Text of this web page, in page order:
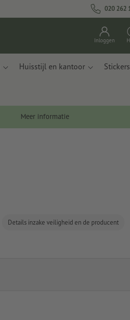
020 262
Inloggen
Huisstijl en kantoor Stickers
Meer informatie
Details inzake veiligheid en de producent